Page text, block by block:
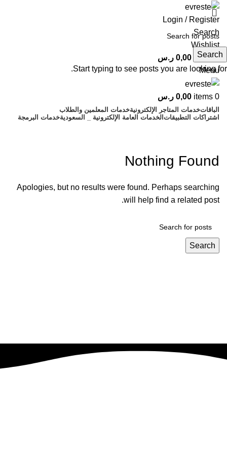
Login / Register
Search
Wishlist
0
items
0,00 ر.س
Menu
0
items
0,00 ر.س
الباقاتخدمات المتاجر الإلكترونيةخدمات المعلمين والطلاب
اشتراكات التطبيقاتالخدمات العامة الإلكترونية _ السعوديةخدمات البرمجة
Nothing Found
Apologies, but no results were found. Perhaps searching
will help find a related post.
Search
Search
Start typing to see posts you are looking for.